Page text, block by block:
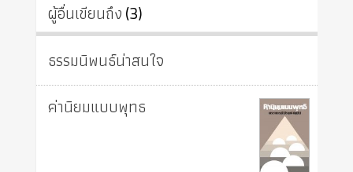
ผู้อื่นเขียนถึง(3)
ธรรมนิพนธ์น่าสนใจ
ค่านิยมแบบพุทธ